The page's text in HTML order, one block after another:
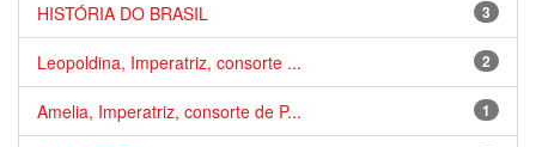
3
HISTÓRIA DO BRASIL
2
Leopoldina, Imperatriz, consorte ...
1
Amelia, Imperatriz, consorte de P...